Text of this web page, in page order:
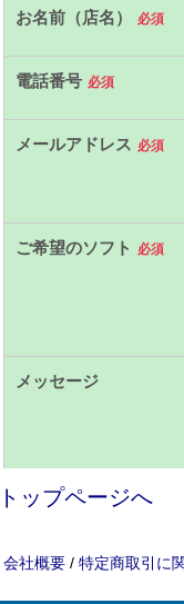
トップページへ
会社概要/ 特定商取引に